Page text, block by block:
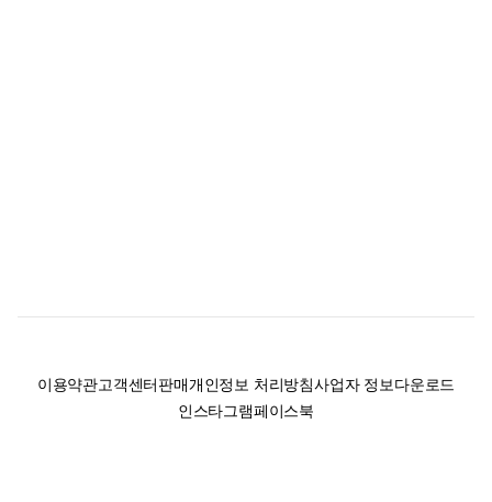
이용약관고객센터판매개인정보 처리방침사업자 정보다운로드
인스타그램페이스북